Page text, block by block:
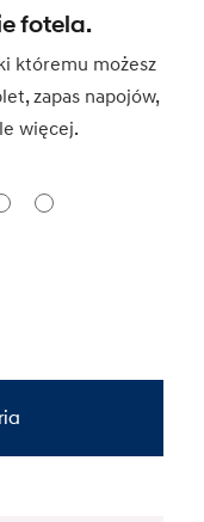
fotela.
któremu możesz
zapas napojów,
więcej.